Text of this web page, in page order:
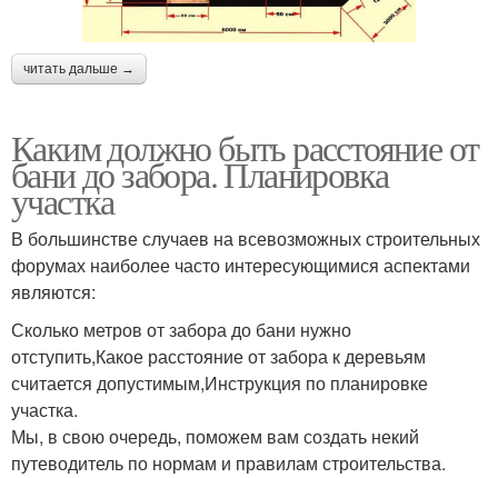
читать дальше →
Каким должно быть расстояние от
бани до забора. Планировка
участка
В большинстве случаев на всевозможных строительных
форумах наиболее часто интересующимися аспектами
являются:
Сколько метров от забора до бани нужно
отступить,Какое расстояние от забора к деревьям
считается допустимым,Инструкция по планировке
участка.
Мы, в свою очередь, поможем вам создать некий
путеводитель по нормам и правилам строительства.